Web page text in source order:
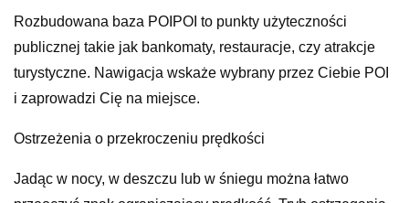
Rozbudowana baza POIPOI to punkty użyteczności
publicznej takie jak bankomaty, restauracje, czy atrakcje
turystyczne. Nawigacja wskaże wybrany przez Ciebie POI
i zaprowadzi Cię na miejsce.
Ostrzeżenia o przekroczeniu prędkości
Jadąc w nocy, w deszczu lub w śniegu można łatwo